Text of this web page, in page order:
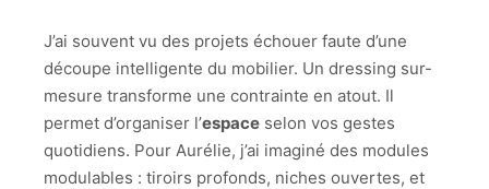
J’ai souvent vu des projets échouer faute d’une
découpe intelligente du mobilier. Un dressing sur-
mesure transforme une contrainte en atout. Il
permet d’organiser l’espace selon vos gestes
quotidiens. Pour Aurélie, j’ai imaginé des modules
modulables : tiroirs profonds, niches ouvertes, et